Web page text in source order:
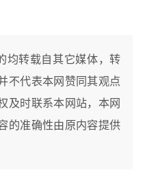
均转载自其它媒体，转
不代表本网赞同其观点
及时联系本网站，本网
的准确性由原内容提供